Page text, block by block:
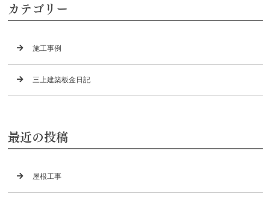
カテゴリー
施工事例
三上建築板金日記
最近の投稿
屋根工事